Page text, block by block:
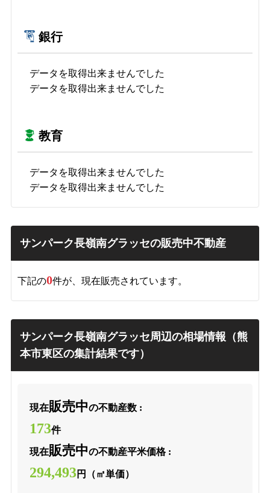
銀行
データを取得出来ませんでした
データを取得出来ませんでした
教育
データを取得出来ませんでした
データを取得出来ませんでした
サンパーク長嶺南グラッセの販売中不動産
下記の0件が、現在販売されています。
サンパーク長嶺南グラッセ周辺の相場情報（熊
本市東区の集計結果です）
現在販売中の不動産数 :
173件
現在販売中の不動産平米価格 :
294,493円（㎡単価）